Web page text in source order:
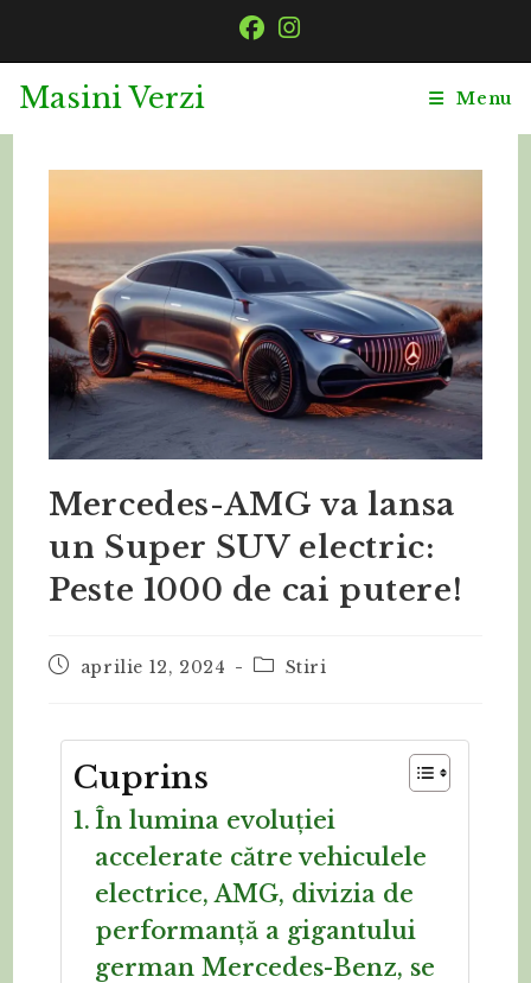
Masini Verzi Menu
Mercedes-AMG va lansa
un Super SUV electric:
Peste 1000 de cai putere!
aprilie 12, 2024 Stiri
Cuprins
În lumina evoluției
accelerate către vehiculele
electrice, AMG, divizia de
performanță a gigantului
german Mercedes-Benz, se